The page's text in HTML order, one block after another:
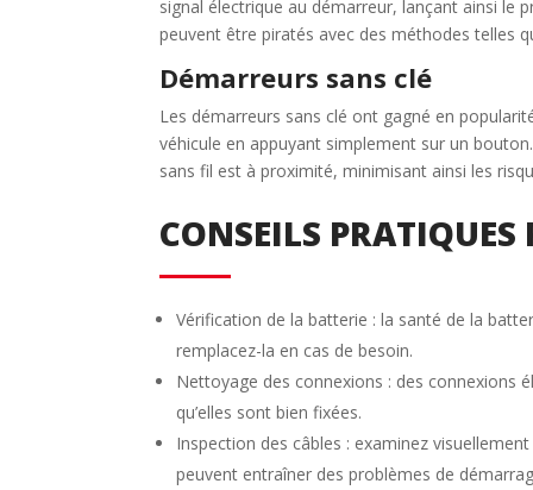
signal électrique au démarreur, lançant ainsi le
peuvent être piratés avec des méthodes telles
Démarreurs sans clé
Les démarreurs sans clé ont gagné en
véhicule en appuyant simplement sur un
sans fil est à proximité, minimisant ainsi les
CONSEILS PRATIQUES
Vérification de la batterie : la santé de la
remplacez-la en cas de besoin.
Nettoyage des connexions : des connexions
qu’elles sont bien fixées.
Inspection des câbles : examinez
peuvent entraîner des problèmes de